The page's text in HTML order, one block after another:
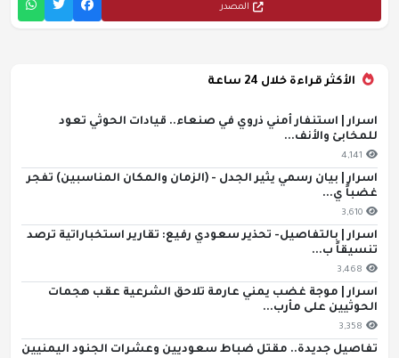
المصدر
الأكثر قراءة خلال 24 ساعة
اسرار | استنفار أمني ذروي في صنعاء.. قيادات الحوثي تعود
للمخابئ والأنف...
4,141
اسرار | بيان رسمي يثير الجدل - (الزمان والمكان المناسبين) تفجر
غضباً ي...
3,610
اسرار | بالتفاصيل- تحذير سعودي رفيع: تقارير استخباراتية ترصد
تنسيقاً ب...
3,468
اسرار | موجة غضب يمني عارمة تلاحق الشرعية عقب هجمات
الحوثيين على مأرب...
3,358
تفاصيل جديدة.. مقتل ضباط سعوديين وعشرات الجنود اليمنيين